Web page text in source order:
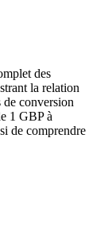
des
la relation
conversion
1 GBP à
de comprendre